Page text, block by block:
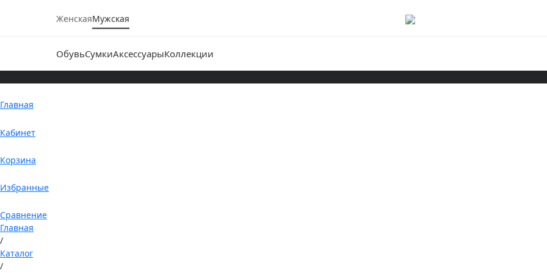
ЖенскаяМужская
ОбувьСумкиАксессуарыКоллекции
Главная
Кабинет
Корзина
Избранные
Сравнение
Главная
/
Каталог
/